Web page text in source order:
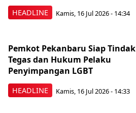
HEADLINE Kamis, 16 Jul 2026 - 14:34
HEADLINE
Pemkot Pekanbaru Siap Tindak
Tegas dan Hukum Pelaku
Penyimpangan LGBT
Kamis, 16 Jul 2026 - 14:33